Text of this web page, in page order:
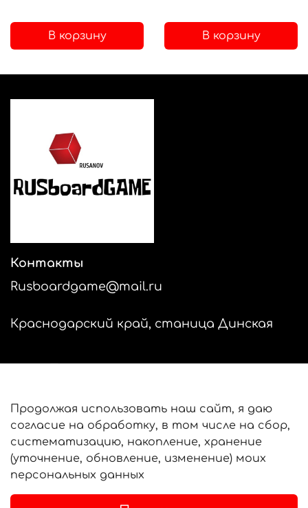
В корзину В корзину
Обратная связь
Оферта и политика конфиденциальности
Пользовательское соглашение
Условия обмена и возврата
Контакты
Rusboardgame@mail.ru
Краснодарский край, станица Динская
Продолжая использовать наш сайт, я даю
согласие на обработку, в том числе на сбор,
систематизацию, накопление, хранение
(уточнение, обновление, изменение) моих
персональных данных